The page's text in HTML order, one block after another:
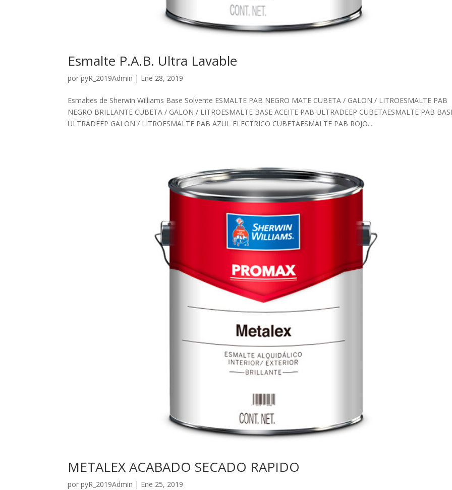
Esmalte P.A.B. Ultra Lavable
porpyR_2019Admin | Ene 28, 2019
Esmaltes de Sherwin Williams Base Solvente ESMALTE PAB NEGRO MATE CUBETA / GALON / LITROESMALTE PAB
NEGRO BRILLANTE CUBETA / GALON / LITROESMALTE BASE ACEITE PAB ULTRADEEP CUBETAESMALTE PAB
ULTRADEEP GALON / LITROESMALTE PAB AZUL ELECTRICO CUBETAESMALTE PAB ROJO...
METALEX ACABADO SECADO RAPIDO
porpyR_2019Admin | Ene 25, 2019